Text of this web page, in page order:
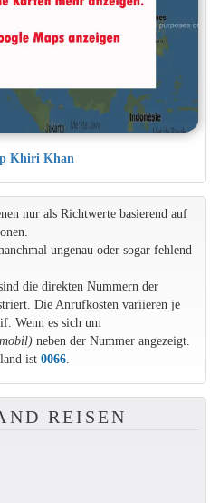
Khiri Khan
nur als Richtwerte basierend auf
ungenau oder sogar fehlend
die direkten Nummern der
Die Anrufkosten variieren je
Wenn es sich um
neben der Nummer angezeigt.
ist 0066.
REISEN